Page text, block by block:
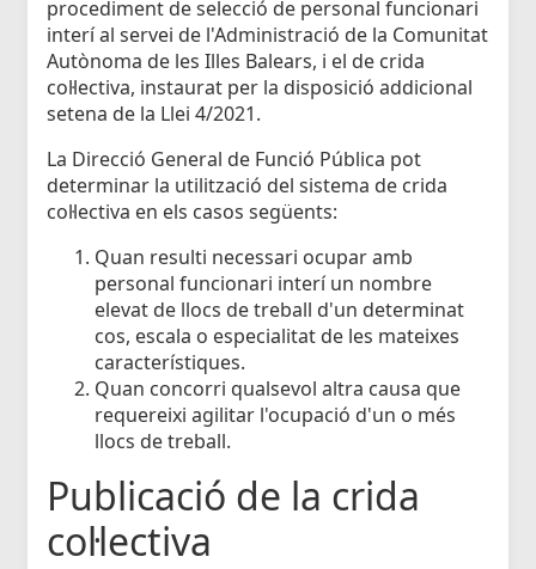
procediment de selecció de personal funcionari
interí al servei de l'Administració de la Comunitat
Autònoma de les Illes Balears, i el de crida
col·lectiva, instaurat per la disposició addicional
setena de la Llei 4/2021.
La Direcció General de Funció Pública pot
determinar la utilització del sistema de crida
col·lectiva en els casos següents:
Quan resulti necessari ocupar amb
personal funcionari interí un nombre
elevat de llocs de treball d'un determinat
cos, escala o especialitat de les mateixes
característiques.
Quan concorri qualsevol altra causa que
requereixi agilitar l'ocupació d'un o més
llocs de treball.
Publicació de la crida
col·lectiva